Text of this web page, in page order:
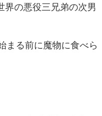
界の悪役三兄弟の次男
まる前に魔物に食べら